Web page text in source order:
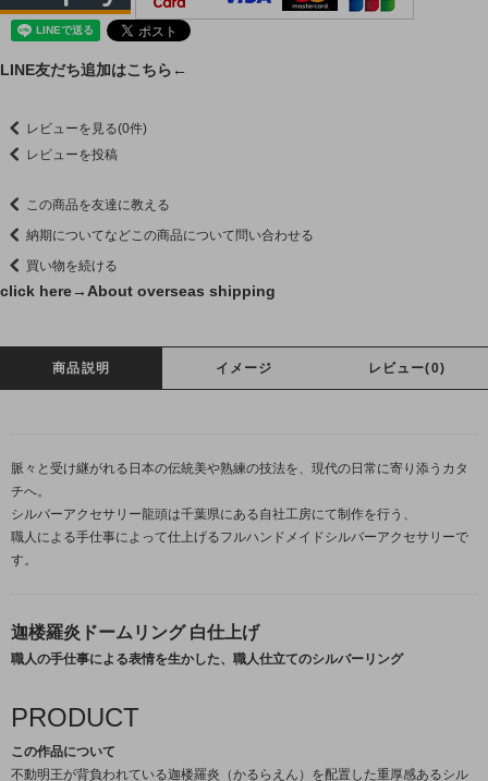
LINE友だち追加はこちら←
レビューを見る(0件)
レビューを投稿
この商品を友達に教える
納期についてなどこの商品について問い合わせる
買い物を続ける
click here→ About overseas shipping
商品説明 イメージ レビュー(0)
脈々と受け継がれる日本の伝統美や熟練の技法を、現代の日常に寄り添うカタ
チへ。
シルバーアクセサリー龍頭は千葉県にある自社工房にて制作を行う、
職人による手仕事によって仕上げるフルハンドメイドシルバーアクセサリーで
す。
迦楼羅炎ドームリング 白仕上げ
職人の手仕事による表情を生かした、職人仕立てのシルバーリング
PRODUCT
この作品について
不動明王が背負われている迦楼羅炎（かるらえん）を配置した重厚感あるシル